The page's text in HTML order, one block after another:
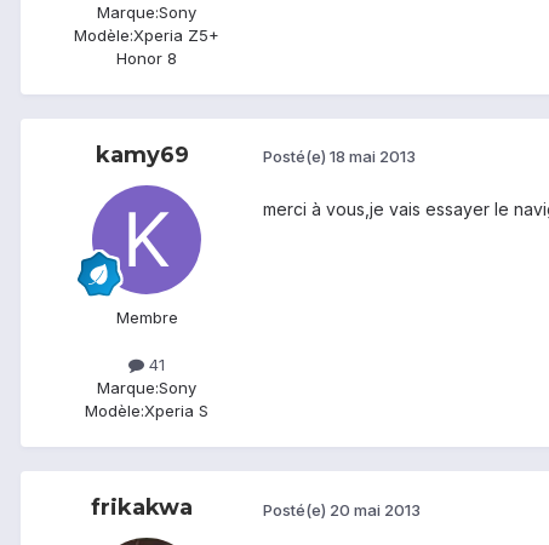
Marque:Sony
Modèle:Xperia Z5+
Honor 8
kamy69
Membre
41
Marque:Sony
Modèle:Xperia S
Posté(e) 18 mai 2013
merci à vous,je vais essayer le
frikakwa Posté(e) 20 mai 2013